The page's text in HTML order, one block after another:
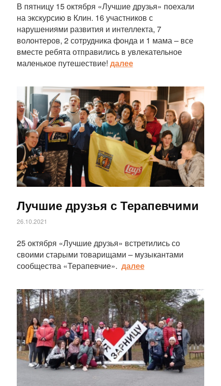
В пятницу 15 октября «Лучшие друзья» поехали
на экскурсию в Клин. 16 участников с
нарушениями развития и интеллекта, 7
волонтеров, 2 сотрудника фонда и 1 мама – все
вместе ребята отправились в увлекательное
маленькое путешествие! далее
Статья
Лучшие друзья с Терапевчими
26.10.2021
25 октября «Лучшие друзья» встретились со
своими старыми товарищами – музыкантами
сообщества «Терапевчие». далее
Статья